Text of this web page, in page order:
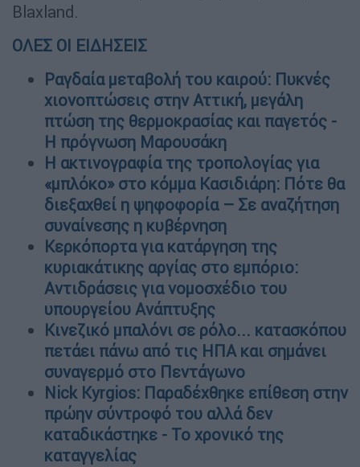
Blaxland.
ΟΛΕΣ ΟΙ ΕΙΔΗΣΕΙΣ
Ραγδαία μεταβολή του καιρού: Πυκνές
χιονοπτώσεις στην Αττική, μεγάλη
πτώση της θερμοκρασίας και παγετός -
Η πρόγνωση Μαρουσάκη
Η ακτινογραφία της τροπολογίας για
«μπλόκο» στο κόμμα Κασιδιάρη: Πότε θα
διεξαχθεί η ψηφοφορία – Σε αναζήτηση
συναίνεσης η κυβέρνηση
Κερκόπορτα για κατάργηση της
κυριακάτικης αργίας στο εμπόριο:
Αντιδράσεις για νομοσχέδιο του
υπουργείου Ανάπτυξης
Κινεζικό μπαλόνι σε ρόλο... κατασκόπου
πετάει πάνω από τις ΗΠΑ και σημάνει
συναγερμό στο Πεντάγωνο
Nick Kyrgios: Παραδέχθηκε επίθεση στην
πρώην σύντροφό του αλλά δεν
καταδικάστηκε - Το χρονικό της
καταγγελίας